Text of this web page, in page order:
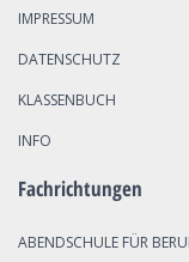
IMPRESSUM
DATENSCHUTZ
KLASSENBUCH
INFO
Fachrichtungen
ABENDSCHULE FÜR